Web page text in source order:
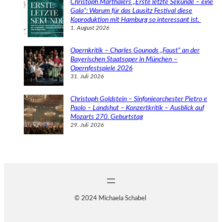
Christoph Marthalers „Erste letzte Sekunde – eine
Gala“: Warum für das Lausitz Festival diese
Koproduktion mit Hamburg so interessant ist.
1. August 2026
Opernkritik – Charles Gounods „Faust“ an der
Bayerischen Staatsoper in München –
Opernfestspiele 2026
31. Juli 2026
Christoph Goldstein – Sinfonieorchester Pietro e
Paolo – Landshut – Konzertkritik – Ausblick auf
Mozarts 270. Geburtstag
29. Juli 2026
© 2024 Michaela Schabel